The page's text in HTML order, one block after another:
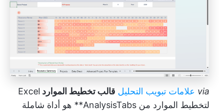
via علامات تبويب التحليل قالب تخطيط الموارد Excel
لتخطيط الموارد من AnalysisTabs** هو أداة شاملة